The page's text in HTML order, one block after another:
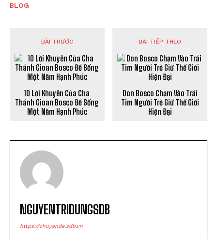
BLOG
BÀI TRƯỚC
10 Lời Khuyên Của Cha
Thánh Gioan Bosco Để Sống
Một Năm Hạnh Phúc
BÀI TIẾP THEO
Don Bosco Chạm Vào Trái
Tim Người Trẻ Giữ Thế Giới
Hiện Đại
NGUYENTRIDUNGSDB
https://chuyende.sdb.vn